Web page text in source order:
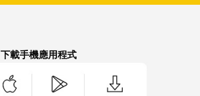
下載手機應用程式